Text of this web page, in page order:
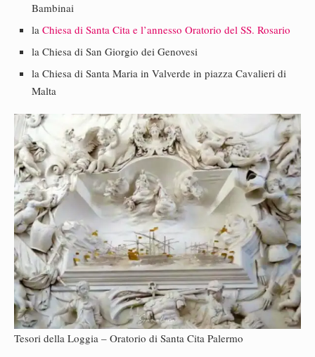
Bambinai
la Chiesa di Santa Cita e l’annesso Oratorio del SS. Rosario
la Chiesa di San Giorgio dei Genovesi
la Chiesa di Santa Maria in Valverde in piazza Cavalieri di
Malta
Tesori della Loggia – Oratorio di Santa Cita Palermo